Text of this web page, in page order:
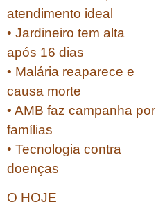
atendimento ideal
• Jardineiro tem alta
após 16 dias
• Malária reaparece e
causa morte
• AMB faz campanha por
famílias
• Tecnologia contra
doenças
O HOJE